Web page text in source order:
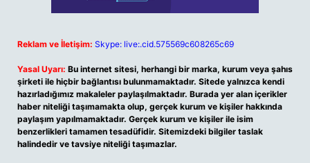
Reklam ve İletişim: Skype: live:.cid.575569c608265c69
Yasal Uyarı: Bu internet sitesi, herhangi bir marka, kurum veya şahıs
şirketi ile hiçbir bağlantısı bulunmamaktadır. Sitede yalnızca kendi
hazırladığımız makaleler paylaşılmaktadır. Burada yer alan içerikler
haber niteliği taşımamakta olup, gerçek kurum ve kişiler hakkında
paylaşım yapılmamaktadır. Gerçek kurum ve kişiler ile isim
benzerlikleri tamamen tesadüfidir. Sitemizdeki bilgiler taslak
halindedir ve tavsiye niteliği taşımazlar.